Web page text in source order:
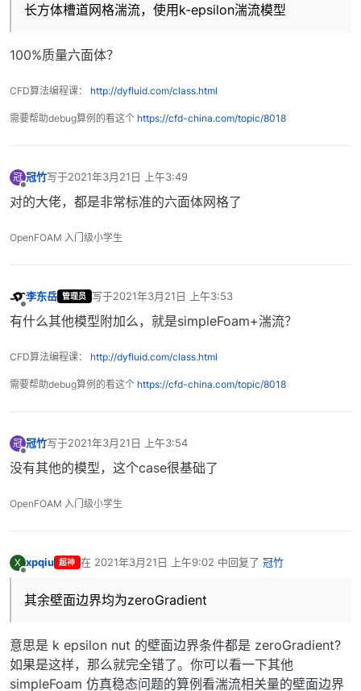
长方体槽道网格湍流，使用k-epsilon湍流模型
100%质量六面体？
CFD算法编程课： http://dyfluid.com/class.html
需要帮助debug算例的看这个 https://cfd-china.com/topic/8018
冠
离线
冠竹写于2021年3月21日 上午3:49
最后由 编辑
对的大佬，都是非常标准的六面体网格了
OpenFOAM 入门级小学生
离线
李东岳 管理员 写于2021年3月21日 上午3:53
最后由 编辑
有什么其他模型附加么，就是simpleFoam+湍流？
CFD算法编程课： http://dyfluid.com/class.html
需要帮助debug算例的看这个 https://cfd-china.com/topic/8018
冠 冠竹写于2021年3月21日 上午3:54
最后由 编辑
没有其他的模型，这个case很基础了
OpenFOAM 入门级小学生
X xpqiu 超神 在 2021年3月21日 上午9:02 中回复了 冠竹
最后由 编辑
其余壁面边界均为zeroGradient
意思是 k epsilon nut 的壁面边界条件都是 zeroGradient?
如果是这样，那么就完全错了。你可以看一下其他
simpleFoam 仿真稳态问题的算例看湍流相关量的壁面边界